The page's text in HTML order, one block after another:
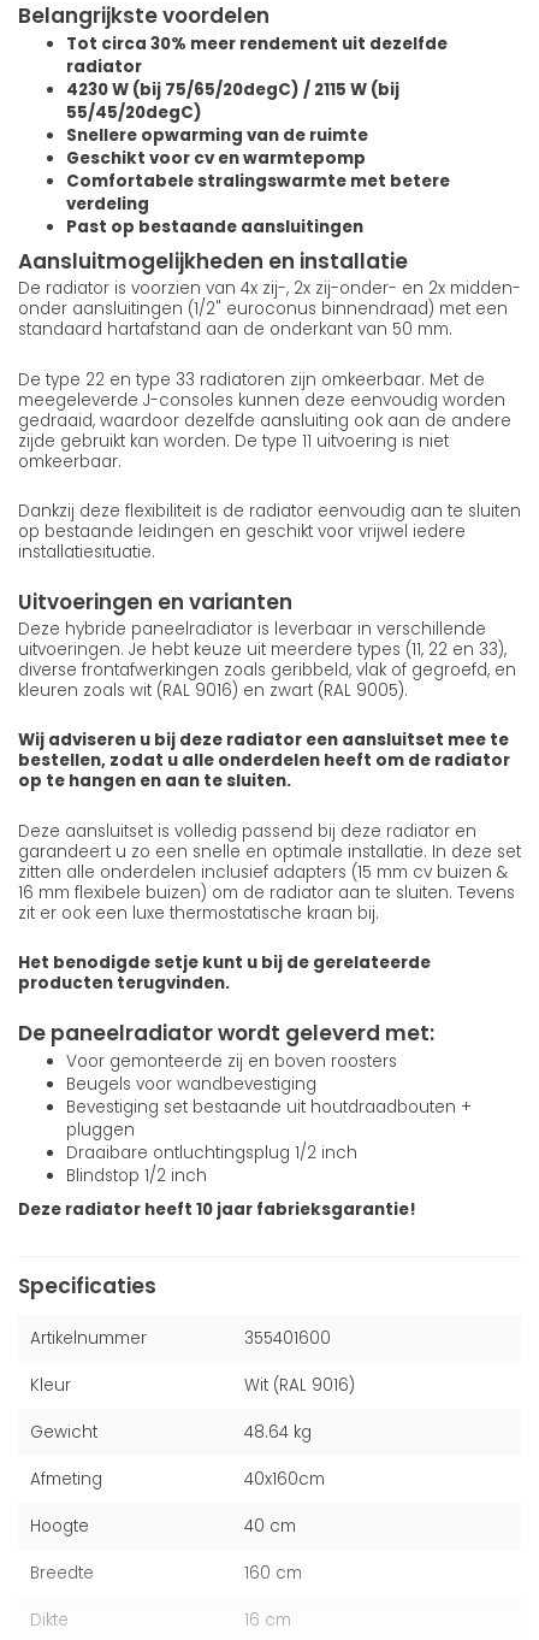
Belangrijkste voordelen
Tot circa 30% meer rendement uit dezelfde
radiator
4230 W (bij 75/65/20degC) / 2115 W (bij
55/45/20degC)
Snellere opwarming van de ruimte
Geschikt voor cv en warmtepomp
Comfortabele stralingswarmte met betere
verdeling
Past op bestaande aansluitingen
Aansluitmogelijkheden en installatie
De radiator is voorzien van 4x zij-, 2x zij-onder- en 2x midden-
onder aansluitingen (1/2" euroconus binnendraad) met een
standaard hartafstand aan de onderkant van 50 mm.
De type 22 en type 33 radiatoren zijn omkeerbaar. Met de
meegeleverde J-consoles kunnen deze eenvoudig worden
gedraaid, waardoor dezelfde aansluiting ook aan de andere
zijde gebruikt kan worden. De type 11 uitvoering is niet
omkeerbaar.
Dankzij deze flexibiliteit is de radiator eenvoudig aan te sluiten
op bestaande leidingen en geschikt voor vrijwel iedere
installatiesituatie.
Uitvoeringen en varianten
Deze hybride paneelradiator is leverbaar in verschillende
uitvoeringen. Je hebt keuze uit meerdere types (11, 22 en 33),
diverse frontafwerkingen zoals geribbeld, vlak of gegroefd, en
kleuren zoals wit (RAL 9016) en zwart (RAL 9005).
Wij adviseren u bij deze radiator een aansluitset mee te
bestellen, zodat u alle onderdelen heeft om de radiator
op te hangen en aan te sluiten.
Deze aansluitset is volledig passend bij deze radiator en
garandeert u zo een snelle en optimale installatie. In deze set
zitten alle onderdelen inclusief adapters (15 mm cv buizen &
16 mm flexibele buizen) om de radiator aan te sluiten. Tevens
zit er ook een luxe thermostatische kraan bij.
Het benodigde setje kunt u bij de gerelateerde
producten terugvinden.
De paneelradiator wordt geleverd met:
Voor gemonteerde zij en boven roosters
Beugels voor wandbevestiging
Bevestiging set bestaande uit houtdraadbouten +
pluggen
Draaibare ontluchtingsplug 1/2 inch
Blindstop 1/2 inch
Deze radiator heeft 10 jaar fabrieksgarantie!
Specificaties
Artikelnummer 355401600
Kleur Wit (RAL 9016)
Gewicht 48.64 kg
Afmeting 40x160cm
Hoogte 40 cm
Breedte 160 cm
Dikte 16 cm